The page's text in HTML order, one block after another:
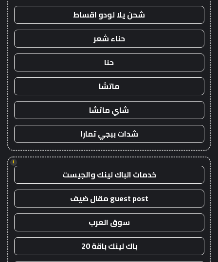
شحن يلا لودو اقساط
حناء شعر
حنا
ماتشا
شاي ماتشا
شدات ببجي تمارا
!
خدمات الباك لينك والجيست
guest post مقال ضيف
سوق العرب
باك لينك باقة 20